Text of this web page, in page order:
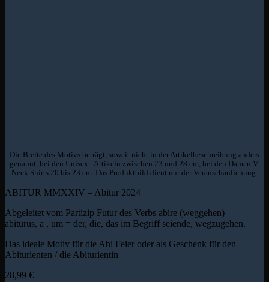
Die Breite des Motivs beträgt, soweit nicht in der Artikelbeschreibung anders
genannt, bei den Unisex - Artikeln zwischen 23 und 28 cm, bei den Damen V-
Neck Shirts 20 bis 23 cm. Das Produktbild dient nur der Veranschaulichung.
ABITUR MMXXIV – Abitur 2024
Abgeleitet vom Partizip Futur des Verbs abire (weggehen) –
abiturus, a , um = der, die, das im Begriff seiende, wegzugehen.
Das ideale Motiv für die Abi Feier oder als Geschenk für den
Abiturienten / die Abiturientin
28,99 €